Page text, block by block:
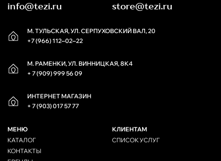
М. ТУЛЬСКАЯ, УЛ. СЕРПУХОВСКИЙ ВАЛ, 20
+7 (966) 112‒02‒22
М. РАМЕНКИ, УЛ. ВИННИЦКАЯ, 8К4
+ 7 (909) 999 56 09
ИНТЕРНЕТ МАГАЗИН
+ 7 (903) 017 57 77
info@tezi.ru store@tezi.ru
МЕНЮ
КАТАЛОГ
КОНТАКТЫ
КЛИЕНТАМ
СПИСОК УСЛУГ